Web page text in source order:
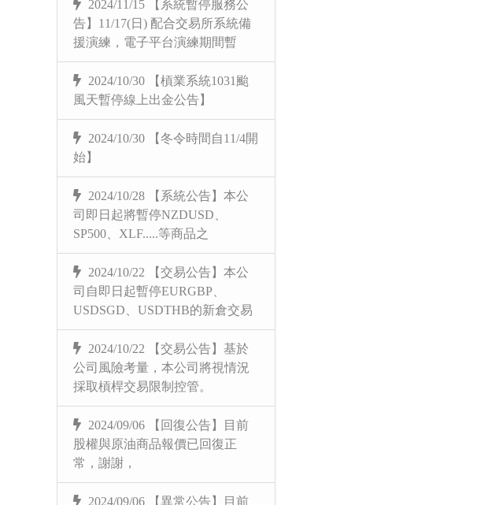
2024/11/15 【系統暫停服務公
告】11/17(日) 配合交易所系統備
援演練，電子平台演練期間暫
2024/10/30 【槓業系統1031颱
風天暫停線上出金公告】
2024/10/30 【冬令時間自11/4開
始】
2024/10/28 【系統公告】本公
司即日起將暫停NZDUSD、
SP500、XLF.....等商品之
2024/10/22 【交易公告】本公
司自即日起暫停EURGBP、
USDSGD、USDTHB的新倉交易
2024/10/22 【交易公告】基於
公司風險考量，本公司將視情況
採取槓桿交易限制控管。
2024/09/06 【回復公告】目前
股權與原油商品報價已回復正
常，謝謝，
2024/09/06 【異常公告】目前